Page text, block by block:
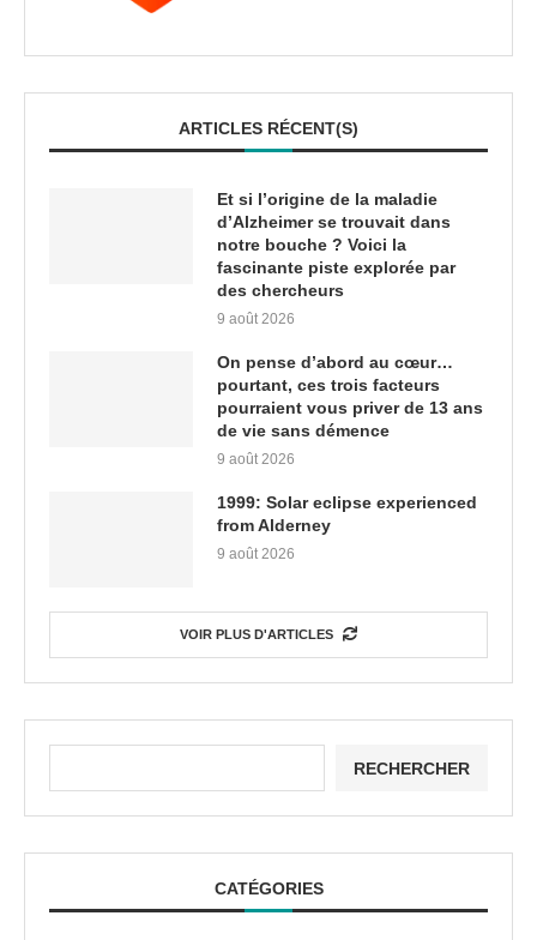
ARTICLES RÉCENT(S)
Et si l’origine de la maladie
d’Alzheimer se trouvait dans
notre bouche ? Voici la
fascinante piste explorée par
des chercheurs
9 août 2026
On pense d’abord au cœur…
pourtant, ces trois facteurs
pourraient vous priver de 13 ans
de vie sans démence
9 août 2026
1999: Solar eclipse experienced
from Alderney
9 août 2026
VOIR PLUS D'ARTICLES
RECHERCHER
CATÉGORIES